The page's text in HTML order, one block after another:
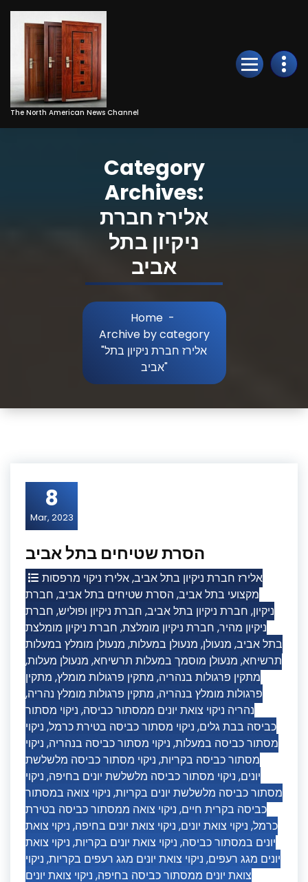
Skip
Content
The North American News Channel
Category
Archives:
אלירז חברת
ניקיון בתל
אביב
Home -
Archive by category
"אלירז חברת ניקיון בתל
אביב"
8
Mar, 2023
הסרת שטיחים בתל אביב
אלירז חברת ניקיון בתל אביב,אלירז ניקוי מרפסות
מקצועי בתל אביב, הסרת שטיחים בתל אביב, חברת
ניקיון, חברת ניקיון בתל אביב, חברת ניקיון ופוליש, חברת
ניקיון מהיר, חברת ניקיון מומלצת, חברת ניקיון מומלצת
בתל אביב, מנעולן, מנעולן במעלות, מנעולן מומלץ במעלות
תרשיחא, מנעולן מוסמך במעלות תרשיחא, מנעולן מעלות,
מתקין פרגולות בנהריה, מתקין פרגולות מומלץ, מתקין
פרגולות מומלץ בנהריה, מתקין פרגולות מומלץ נהריה,
נהריה ניקוי צואת יונים ממסתור כביסה, ניקוי מסתור
כביסה בבת גלים, ניקוי מסתור כביסה בטירת כרמל, ניקוי
מסתור כביסה במעלות, ניקוי מסתור כביסה בנהריה, ניקוי
מסתור כביסה בקריות, ניקוי מסתור כביסה מלשלשת
יונים, ניקוי מסתור כביסה מלשלשת יונים בחיפה, ניקוי
מסתור כביסה מלשלשת יונים בקריות, ניקוי צואה במסתור
כביסה בקרית חיים, ניקוי צואה ממסתור כביסה בטירת
כרמל, ניקוי צואת יונים, ניקוי צואת יונים בחיפה, ניקוי צואת
יונים במסתור כביסה, ניקוי צואת יונים בקריות, ניקוי צואת
יונים מגג רעפים, ניקוי צואת יונים מגג רעפים בקריות, ניקוי
צואת יונים ממסתור כביסה בחיפה, ניקוי צואת יונים